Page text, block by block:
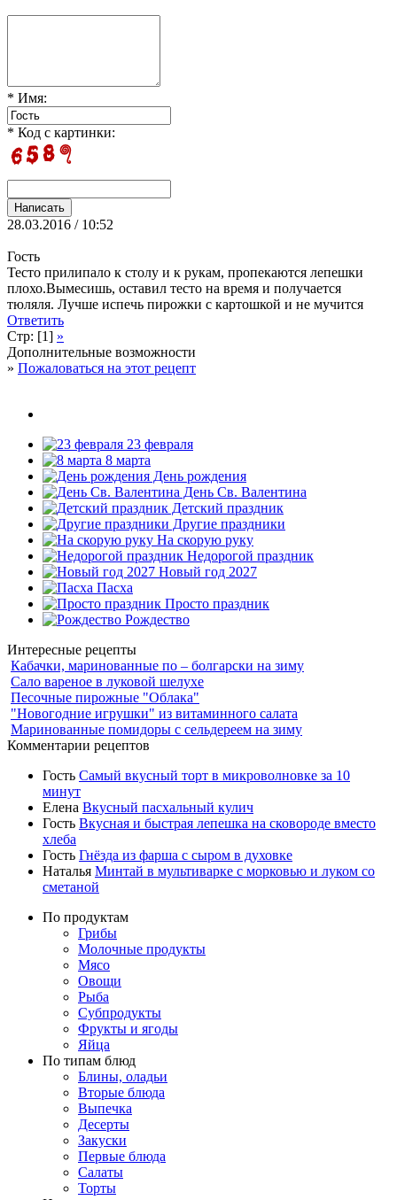
* Имя:
* Код с картинки:
28.03.2016 / 10:52
Гость
Тесто прилипало к столу и к рукам, пропекаются лепешки
плохо.Вымесишь, оставил тесто на время и получается
тюляля. Лучше испечь пирожки с картошкой и не мучится
Ответить
Стр: [1] »
Дополнительные возможности
» Пожаловаться на этот рецепт
23 февраля
8 марта
День рождения
День Св. Валентина
Детский праздник
Другие праздники
На скорую руку
Недорогой праздник
Новый год 2027
Пасха
Просто праздник
Рождество
Интересные рецепты
Кабачки, маринованные по – болгарски на зиму
Сало вареное в луковой шелухе
Песочные пирожные "Облака"
"Новогодние игрушки" из витаминного салата
Маринованные помидоры с сельдереем на зиму
Комментарии рецептов
Гость Самый вкусный торт в микроволновке за 10
минут
Елена Вкусный пасхальный кулич
Гость Вкусная и быстрая лепешка на сковороде вместо
хлеба
Гость Гнёзда из фарша с сыром в духовке
Наталья Минтай в мультиварке с морковью и луком со
сметаной
По продуктам
Грибы
Молочные продукты
Мясо
Овощи
Рыба
Субпродукты
Фрукты и ягоды
Яйца
По типам блюд
Блины, оладьи
Вторые блюда
Выпечка
Десерты
Закуски
Первые блюда
Салаты
Торты